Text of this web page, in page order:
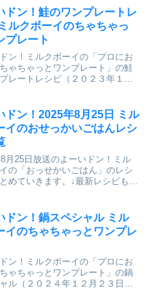
プロにお願い ちゃちゃっとワン
」のレシ...
ドン！鮭のワンプレートレ
ルクボーイのちゃちゃっ
プレート
ン！ミルクボーイの「プロにお
ゃちゃっとワンプレート」の鮭
レートレシピ（２０２３年１０
シピを記事にしています。⇒「ミ
イのプロにお願...
ドン！2025年8月25日 ミル
イのおせっかいごはんレシ
月25日放送のよーいドン！ミル
の「おっせかいごはん」のレシ
めていきます。↓最新レシピも含
プロにお願い ちゃちゃっとワン
」のレシピ...
ドン！鍋スペシャル ミル
イのちゃちゃっとワンプレ
ン！ミルクボーイの「プロにお
ゃちゃっとワンプレート」の鍋
ル（２０２４年１２月２３日